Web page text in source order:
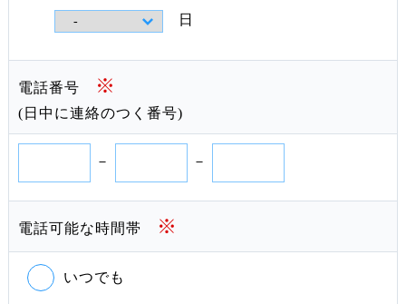
日
電話番号 ※
(日中に連絡のつく番号)
－ －
電話可能な時間帯 ※
いつでも